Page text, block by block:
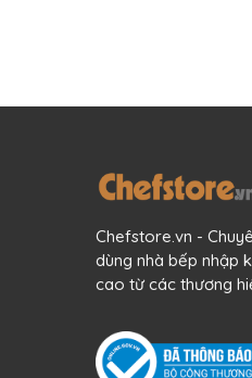
Mô tả sản
Chefstore.vn -
dùng nhà bếp nhập
cao từ các thương